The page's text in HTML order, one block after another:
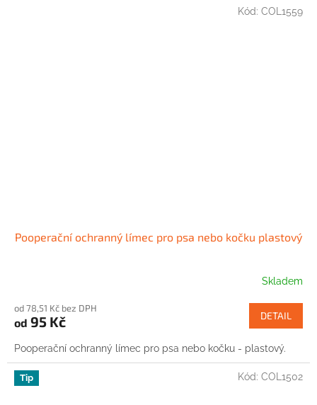
Pooperační ochranný límec pro psa nebo kočku plastový
Skladem
od 78,51 Kč bez DPH
od 95 Kč DETAIL
Pooperační ochranný límec pro psa nebo kočku - plastový.
Kód: COL1559
Tip Kód: COL1502